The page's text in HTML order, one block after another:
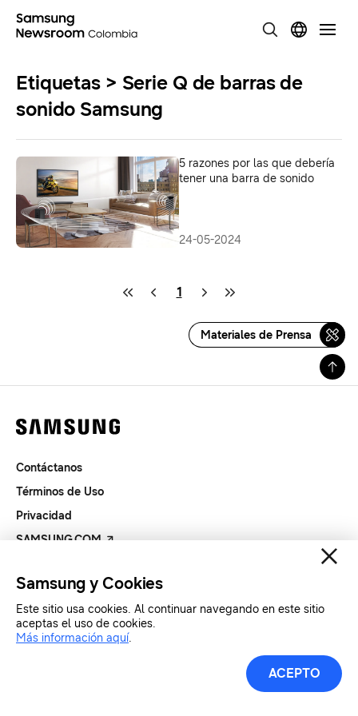
Etiquetas > Serie Q de barras de
sonido Samsung
5 razones por las que debería
tener una barra de sonido
24-05-2024
1
Materiales de Prensa
Contáctanos
Términos de Uso
Privacidad
SAMSUNG.COM
Copyright© SAMSUNG Todos los derechos reservados.
Samsung y Cookies
Este sitio usa cookies. Al continuar navegando en este sitio
aceptas el uso de cookies.
Más información aquí.
ACEPTO